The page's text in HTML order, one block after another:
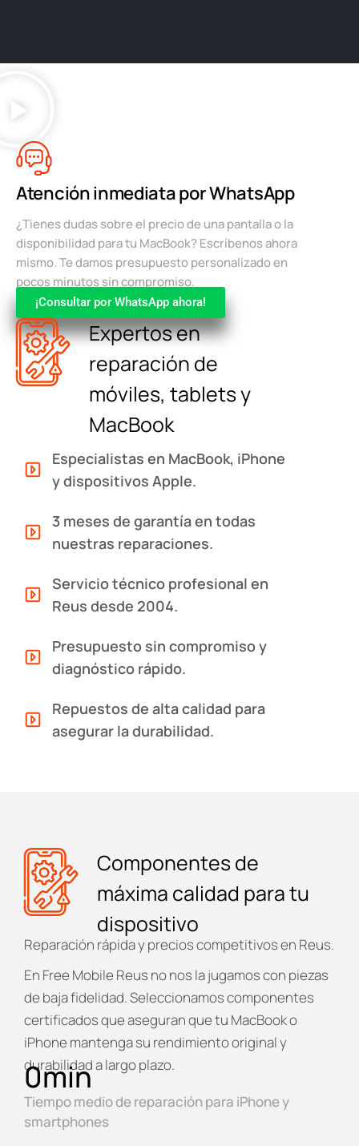
Atención inmediata por WhatsApp
¿Tienes dudas sobre el precio de una pantalla o la
disponibilidad para tu MacBook? Escríbenos ahora
mismo. Te damos presupuesto personalizado en
pocos minutos sin compromiso.
¡Consultar por WhatsApp ahora!
Expertos en
reparación de
móviles, tablets y
MacBook
Especialistas en MacBook, iPhone
y dispositivos Apple.
3 meses de garantía en todas
nuestras reparaciones.
Servicio técnico profesional en
Reus desde 2004.
Presupuesto sin compromiso y
diagnóstico rápido.
Repuestos de alta calidad para
asegurar la durabilidad.
Componentes de
máxima calidad para tu
dispositivo
Reparación rápida y precios competitivos en Reus.
En Free Mobile Reus no nos la jugamos con piezas
de baja fidelidad. Seleccionamos componentes
certificados que aseguran que tu MacBook o
iPhone mantenga su rendimiento original y
durabilidad a largo plazo.
Tiempo medio de reparación para iPhone y
smartphones
0min